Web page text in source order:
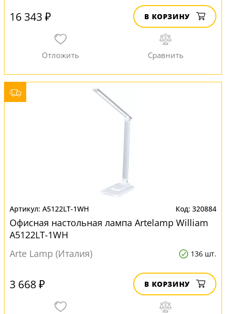
16 343 ₽ В КОРЗИНУ
A5122LT-1WH 320884
Офисная настольная лампа Artelamp William
A5122LT-1WH
Arte Lamp (Италия)
136 шт.
3 668 ₽ В КОРЗИНУ